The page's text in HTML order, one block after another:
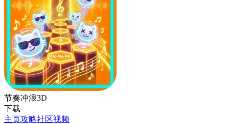
节奏冲浪3D
下载
主页攻略社区视频